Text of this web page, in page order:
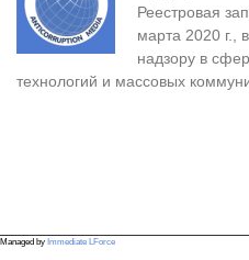
Реестровая
марта 2020 г.,
надзору в
технологий и массовых
Managed by Immediate LForce